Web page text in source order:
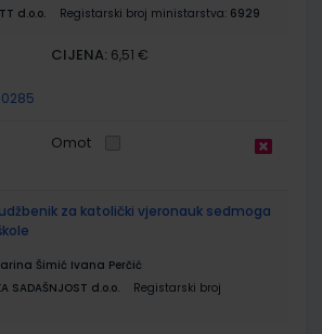
d.o.o. Registarski broj ministarstva: 6929
CIJENA: 6,51 €
Omot
udžbenik za katolički vjeronauk sedmoga
Šimić Ivana Perčić
SADAŠNJOST d.o.o.
Registarski broj